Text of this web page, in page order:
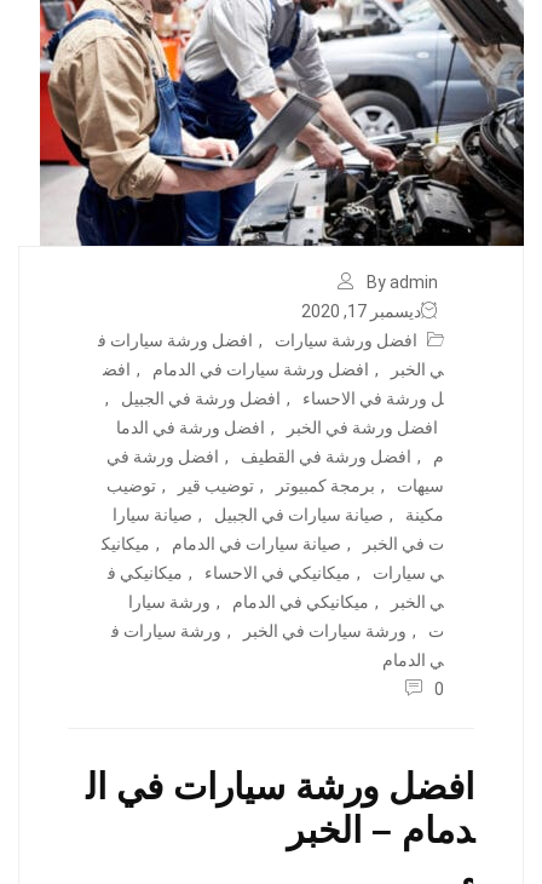
By admin
ديسمبر 17, 2020
افضل ورشة سيارات
, افضل ورشة سيارات ف
ي الخبر
, افضل ورشة سيارات في الدمام , افض
ل ورشة في الاحساء
, افضل ورشة في الجبيل
,
افضل ورشة في الخبر
, افضل ورشة في الدما
م
, افضل ورشة في القطيف , افضل ورشة في
سيهات
, برمجة كمبيوتر , توضيب قير , توضيب
مكينة
, صيانة سيارات في الجبيل , صيانة سيارا
ت في الخبر
, صيانة سيارات في الدمام , ميكانيك
ي سيارات
, ميكانيكي في الاحساء , ميكانيكي ف
ي الخبر
, ميكانيكي في الدمام , ورشة سيارا
ت
, ورشة سيارات في الخبر , ورشة سيارات ف
ي الدمام
0
افضل ورشة سيارات في ال
دمام – الخبر